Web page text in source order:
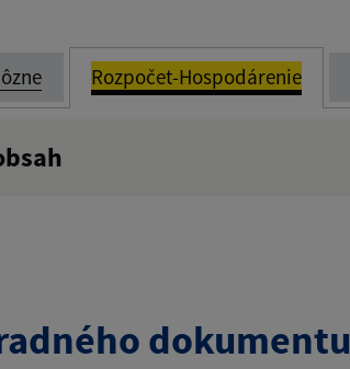
Rozpočet-Hospodárenie
dokumentu